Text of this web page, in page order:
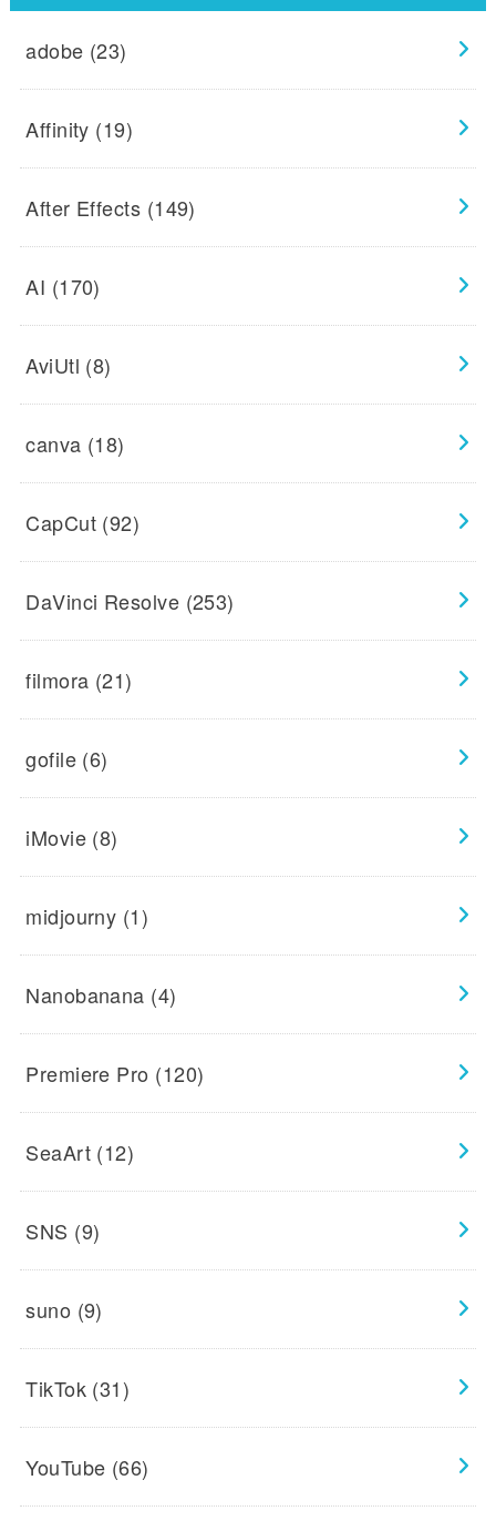
adobe (23)
Affinity (19)
After Effects (149)
AI (170)
AviUtl (8)
canva (18)
CapCut (92)
DaVinci Resolve (253)
filmora (21)
gofile (6)
iMovie (8)
midjourny (1)
Nanobanana (4)
Premiere Pro (120)
SeaArt (12)
SNS (9)
suno (9)
TikTok (31)
YouTube (66)